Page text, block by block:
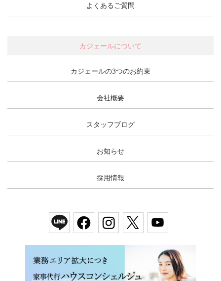
よくあるご質問
カジェールについて
カジェールの3つのお約束
会社概要
スタッフブログ
お知らせ
採用情報